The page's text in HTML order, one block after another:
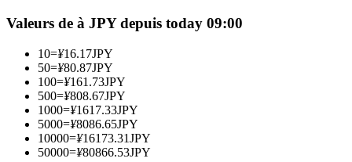
Devenez un trader de copie
Profitez du partage des bénéfices et des commissions de copy
trading
Valeurs de à JPY depuis today 09:00
10=¥16.17JPY
50=¥80.87JPY
100=¥161.73JPY
500=¥808.67JPY
1000=¥1617.33JPY
5000=¥8086.65JPY
10000=¥16173.31JPY
50000=¥80866.53JPY